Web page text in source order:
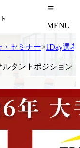
MENU
セミナー>1Day選考
ルタントポジション